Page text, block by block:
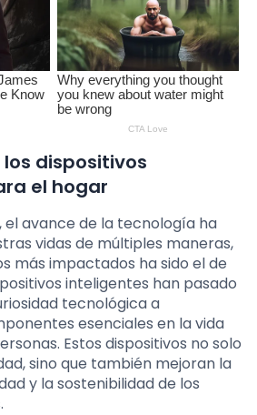
dispositivos
el hogar
el avance de la tecnología ha
vidas de múltiples maneras,
más impactados ha sido el de
inteligentes han pasado
tecnológica a
esenciales en la vida
Estos dispositivos no solo
sino que también mejoran la
y la sostenibilidad de los